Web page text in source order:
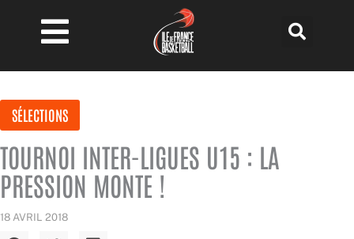
contenu
SÉLECTIONS
TOURNOI INTER-LIGUES U15 : LA
PRESSION MONTE !
18 AVRIL 2018